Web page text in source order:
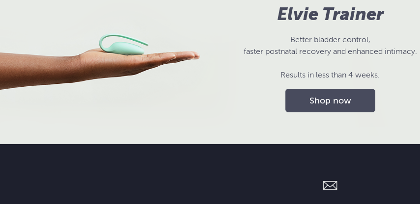
Elvie Trainer
Better bladder control,
faster postnatal recovery and enhanced intimacy.
Results in less than 4 weeks.
Shop now